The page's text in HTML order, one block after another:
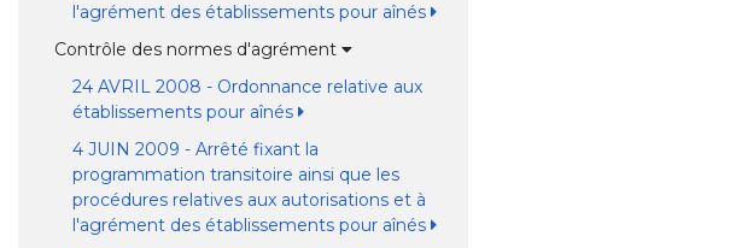
l'agrément des établissements pour aînés
Contrôle des normes d'agrément
24 AVRIL 2008 - Ordonnance relative aux
établissements pour aînés
4 JUIN 2009 - Arrêté fixant la
programmation transitoire ainsi que les
procédures relatives aux autorisations et à
l'agrément des établissements pour aînés